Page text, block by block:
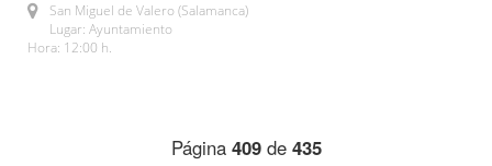
San Miguel de Valero (Salamanca)
Lugar: Ayuntamiento
Hora: 12:00 h.
Página 409de 435